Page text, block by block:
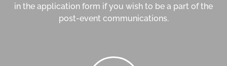
in the application form if you wish to be a part of the
post-event communications.